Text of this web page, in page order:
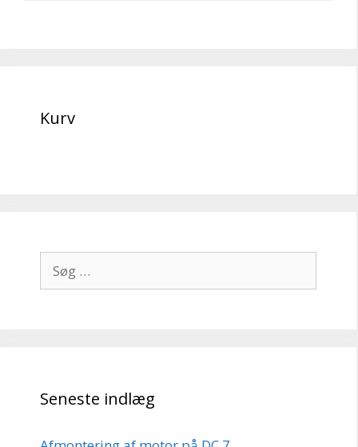
Kurv
efter:
Seneste indlæg